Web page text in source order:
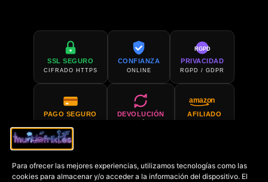
Para ofrecer las mejores experiencias, utilizamos tecnologías como las
cookies para almacenar y/o acceder a la información del dispositivo. El
SSL SEGURO
CIFRADO HTTPS
CONFIANZA
ONLINE
RGPD
PRIVACIDAD
RGPD / GDPR
PAGO SEGURO DEVOLUCIÓN
amazon
AFILIADO
SOPORTE 24H
SIEMPRE DISPONIBLE
COMPRA EN
AMAZON